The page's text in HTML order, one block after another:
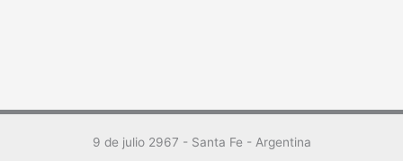
9 de julio 2967 - Santa Fe - Argentina